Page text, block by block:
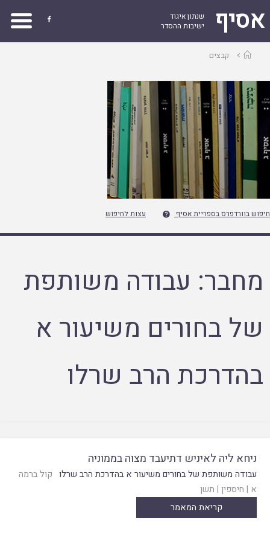
אסיף
שנתון איגוד
ישיבות ההסדר

עמודקבצים
חיפוש בוורדפרס בספריית אסיף  עצות לחיפוש
מחבר: עבודה משותפת
של בחורים משיעור א
בהדרכת הרב שרלו
ניחא ליה לאיניש דתיעבד מצוה בממוניה
עבודה משותפת של בחורים משיעור א בהדרכת הרב שרלו קול ברמה
א | חיספין | תשן
קריאת המאמר